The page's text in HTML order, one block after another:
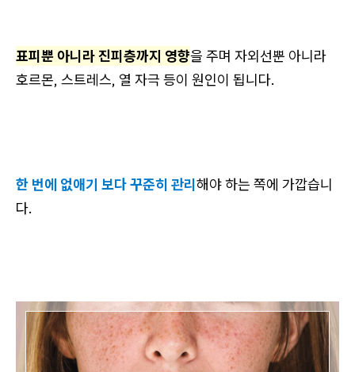
표피뿐 아니라 진피층까지 영향을 주며 자외선뿐 아니라
호르몬, 스트레스, 열 자극 등이 원인이 됩니다.
한 번에 없애기 보다 꾸준히 관리해야 하는 쪽에 가깝습니
다.